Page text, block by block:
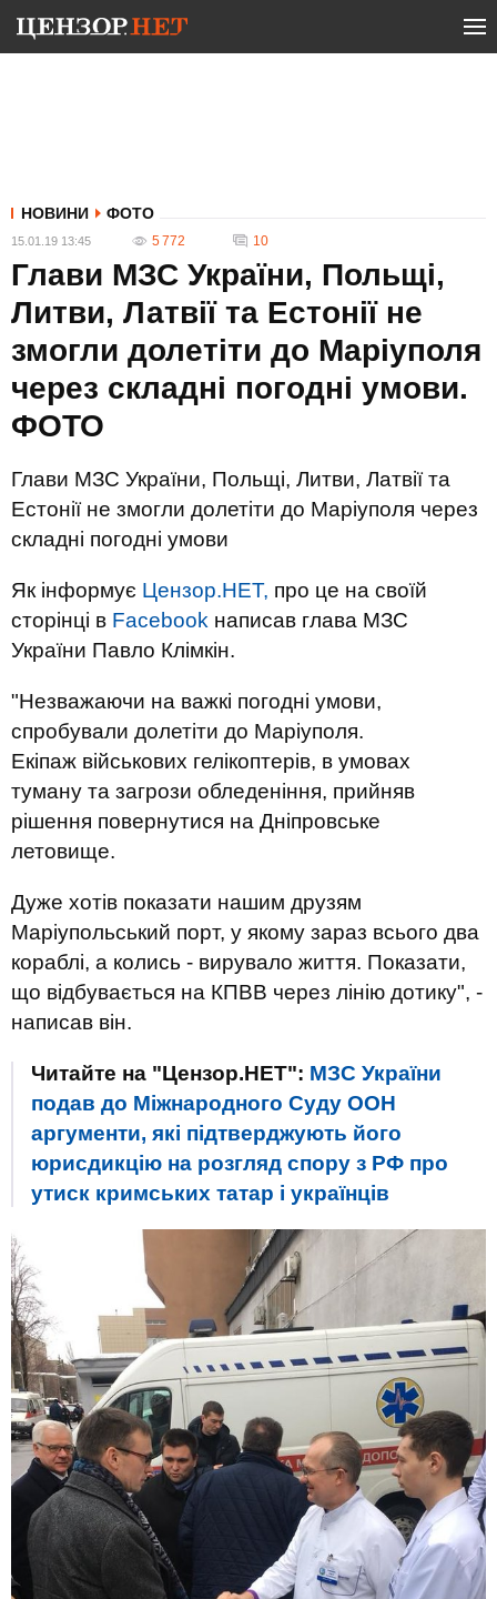
НОВИНИ ФОТО
15.01.19 13:45 5 772 10
Глави МЗС України, Польщі,
Литви, Латвії та Естонії не
змогли долетіти до Маріуполя
через складні погодні умови.
ФОТО
Глави МЗС України, Польщі, Литви, Латвії та
Естонії не змогли долетіти до Маріуполя через
складні погодні умови
Як інформує Цензор.НЕТ, про це на своїй
сторінці в Facebook написав глава МЗС
України Павло Клімкін.
"Незважаючи на важкі погодні умови,
спробували долетіти до Маріуполя.
Екіпаж військових гелікоптерів, в умовах
туману та загрози обледеніння, прийняв
рішення повернутися на Дніпровське
летовище.
Дуже хотів показати нашим друзям
Маріупольський порт, у якому зараз всього два
кораблі, а колись - вирувало життя. Показати,
що відбувається на КПВВ через лінію дотику", -
написав він.
Читайте на "Цензор.НЕТ": МЗС України
подав до Міжнародного Суду ООН
аргументи, які підтверджують його
юрисдикцію на розгляд спору з РФ про
утиск кримських татар і українців